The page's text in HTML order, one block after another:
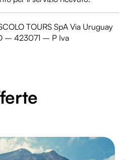
TOURS SpA Via Uruguay
– 423071 – P Iva